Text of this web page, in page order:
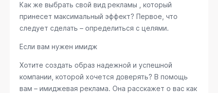
Как же выбрать свой вид рекламы , который
принесет максимальный эффект? Первое, что
следует сделать – определиться с целями.
Если вам нужен имидж
Хотите создать образ надежной и успешной
компании, которой хочется доверять? В помощь
вам – имиджевая реклама. Она расскажет о вас как